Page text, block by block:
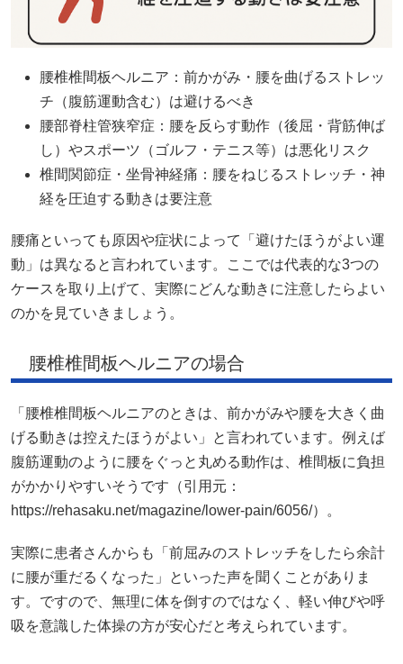
腰椎椎間板ヘルニア：前かがみ・腰を曲げるストレッ
チ（腹筋運動含む）は避けるべき
腰部脊柱管狭窄症：腰を反らす動作（後屈・背筋伸ば
し）やスポーツ（ゴルフ・テニス等）は悪化リスク
椎間関節症・坐骨神経痛：腰をねじるストレッチ・神
経を圧迫する動きは要注意
腰痛といっても原因や症状によって「避けたほうがよい運
動」は異なると言われています。ここでは代表的な3つの
ケースを取り上げて、実際にどんな動きに注意したらよい
のかを見ていきましょう。
腰椎椎間板ヘルニアの場合
「腰椎椎間板ヘルニアのときは、前かがみや腰を大きく曲
げる動きは控えたほうがよい」と言われています。例えば
腹筋運動のように腰をぐっと丸める動作は、椎間板に負担
がかかりやすいそうです（引用元：
https://rehasaku.net/magazine/lower-pain/6056/）。
実際に患者さんからも「前屈みのストレッチをしたら余計
に腰が重だるくなった」といった声を聞くことがありま
す。ですので、無理に体を倒すのではなく、軽い伸びや呼
吸を意識した体操の方が安心だと考えられています。